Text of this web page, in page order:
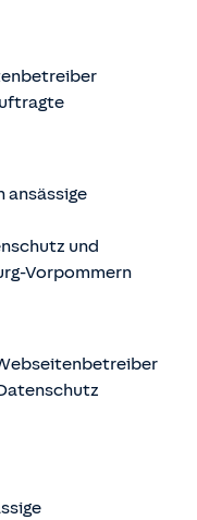
ansässige
und
Vorpommern